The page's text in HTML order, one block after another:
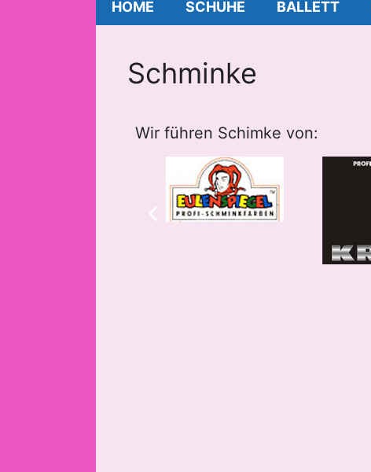
HOME SCHUHE BALLETT
Schminke
Wir führen Schimke von: